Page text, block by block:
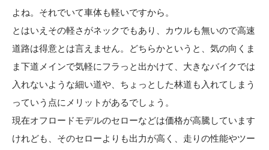
よね。それでいて車体も軽いですから。
とはいえその軽さがネックでもあり、カウルも無いので高速
道路は得意とは言えません。どちらかというと、気の向くま
ま下道メインで気軽にフラっと出かけて、大きなバイクでは
入れないような細い道や、ちょっとした林道も入れてしまう
っていう点にメリットがあるでしょう。
現在オフロードモデルのセローなどは価格が高騰しています
けれども、そのセローよりも出力が高く、走りの性能やツー